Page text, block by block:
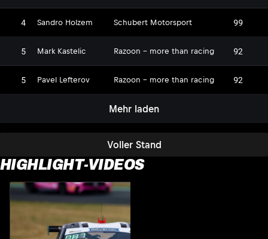
Voller Stand
4 Sandro Holzem Schubert Motorsport 99
5 Mark Kastelic Razoon - more than racing 92
5 Pavel Lefterov Razoon - more than racing 92
Mehr laden
HIGHLIGHT-VIDEOS